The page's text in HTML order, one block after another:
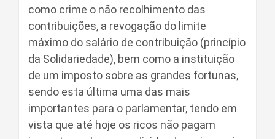
como crime o não recolhimento das
contribuições, a revogação do limite
máximo do salário de contribuição (princípio
da Solidariedade), bem como a instituição
de um imposto sobre as grandes fortunas,
sendo esta última uma das mais
importantes para o parlamentar, tendo em
vista que até hoje os ricos não pagam